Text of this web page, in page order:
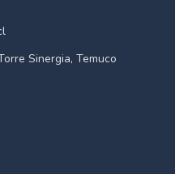
Sinergia, Temuco